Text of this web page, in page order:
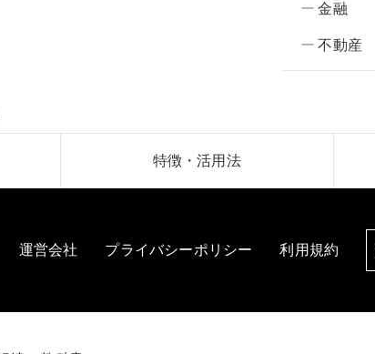
金融
不動産
特徴・活用法
運営会社 プライバシーポリシー 利用規約